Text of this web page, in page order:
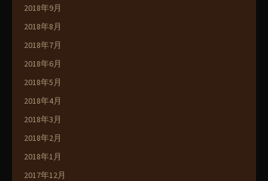
2018年9月
2018年8月
2018年7月
2018年6月
2018年5月
2018年4月
2018年3月
2018年2月
2018年1月
2017年12月